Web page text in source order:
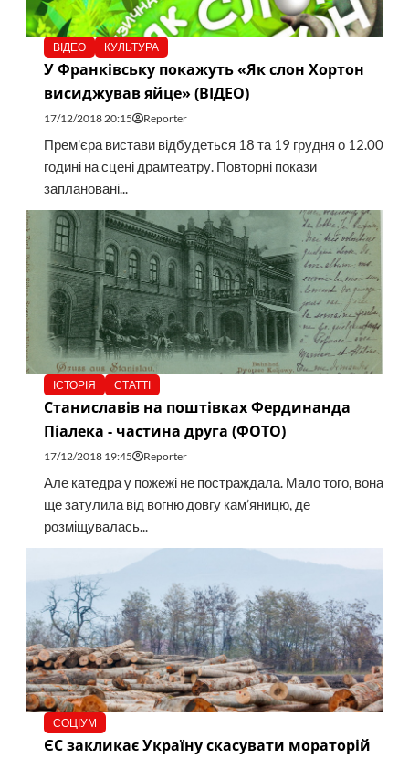
ВІДЕО КУЛЬТУРА
У Франківську покажуть «Як слон Хортон
висиджував яйце» (ВІДЕО)
17/12/2018 20:15 Reporter
Прем'єра вистави відбудеться 18 та 19 грудня о 12.00
годині на сцені драмтеатру. Повторні покази
заплановані...
ІСТОРІЯ СТАТТІ
Станиславів на поштівках Фердинанда
Піалека - частина друга (ФОТО)
17/12/2018 19:45 Reporter
Але катедра у пожежі не постраждала. Мало того, вона
ще затулила від вогню довгу кам’яницю, де
розміщувалась...
СОЦІУМ
ЄС закликає Україну скасувати мораторій